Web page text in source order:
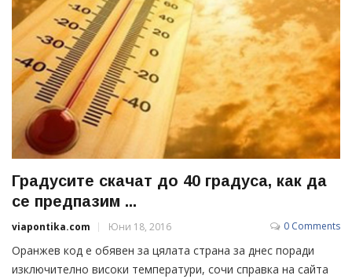
Градусите скачат до 40 градуса, как да
се предпазим ...
viapontika.com Юни 18, 2016 0 Comments
Оранжев код е обявен за цялата страна за днес поради
изключително високи температури, сочи справка на сайта